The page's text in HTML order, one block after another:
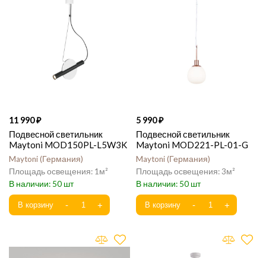
11 990
Подвесной светильник
Maytoni MOD150PL-L5W3K
Maytoni Германия
1
50
5 990
Подвесной светильник
Maytoni MOD221-PL-01-G
Maytoni Германия
3
50